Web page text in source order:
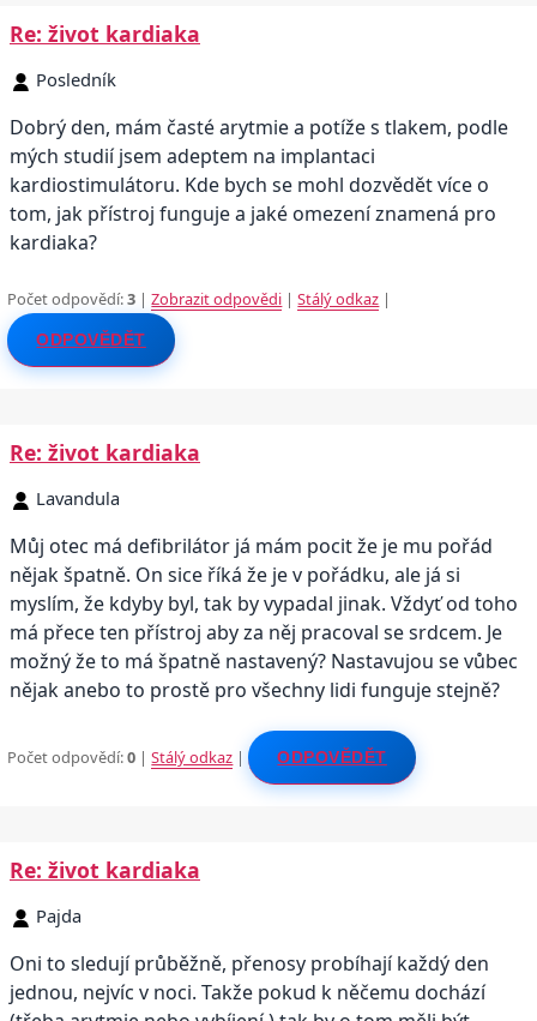
Re: život kardiaka
Posledník
Dobrý den, mám časté arytmie a potíže s tlakem, podle
mých studií jsem adeptem na implantaci
kardiostimulátoru. Kde bych se mohl dozvědět více o
tom, jak přístroj funguje a jaké omezení znamená pro
kardiaka?
Počet odpovědí:3 |Zobrazit odpovědi |Stálý odkaz |
ODPOVĚDĚT
Re: život kardiaka
Lavandula
Můj otec má defibrilátor já mám pocit že je mu pořád
nějak špatně. On sice říká že je v pořádku, ale já si
myslím, že kdyby byl, tak by vypadal jinak. Vždyť od toho
má přece ten přístroj aby za něj pracoval se srdcem. Je
možný že to má špatně nastavený? Nastavujou se vůbec
nějak anebo to prostě pro všechny lidi funguje stejně?
Počet odpovědí:0 |Stálý odkaz | ODPOVĚDĚT
Re: život kardiaka
Pajda
Oni to sledují průběžně, přenosy probíhají každý den
jednou, nejvíc v noci. Takže pokud k něčemu dochází